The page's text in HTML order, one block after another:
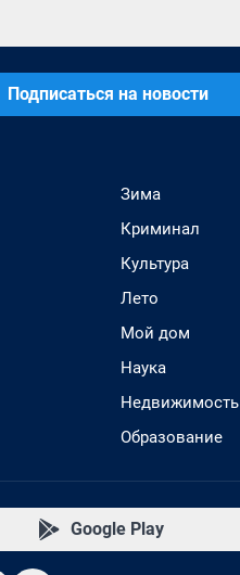
Подписаться на новости
Зима
Криминал
Культура
Лето
Мой дом
Наука
Недвижимость
Образование
Google Play